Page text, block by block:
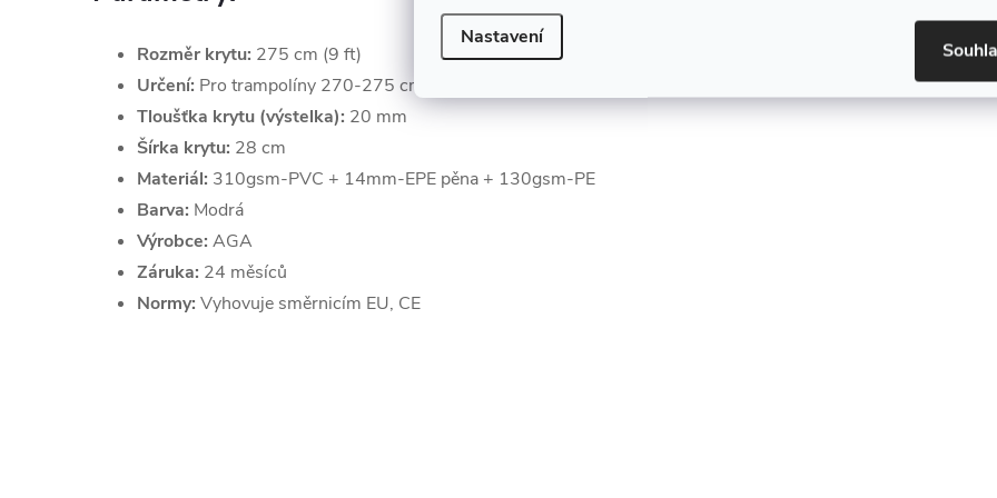
Nastavení
Rozměr krytu: 275 cm (9 ft)
Určení: Pro trampolíny 270-275 cm
Tloušťka krytu (výstelka): 20 mm
Šírka krytu: 28 cm
Materiál: 310gsm-PVC + 14mm-EPE pěna + 130gsm-PE
Barva: Modrá
Výrobce: AGA
Záruka: 24 měsíců
Normy: Vyhovuje směrnicím EU, CE